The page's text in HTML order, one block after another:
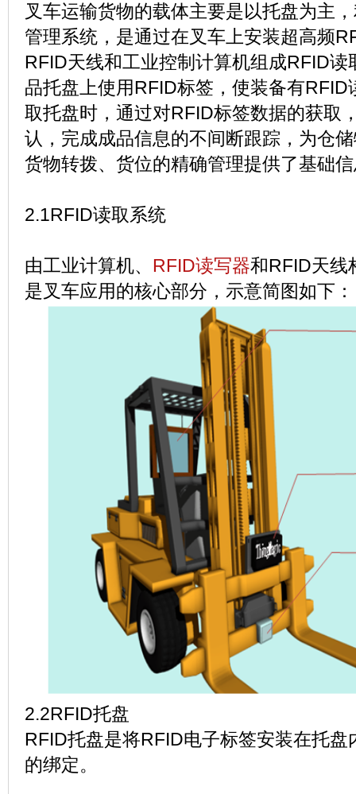
叉车运输货物的载体主要是以托盘为主
管理系统，是通过在叉车上安装超高频
RFID天线和工业控制计算机组成RFID读
品托盘上使用RFID标签，使装备有RFID
取托盘时，通过对RFID标签数据的获取
认，完成成品信息的不间断跟踪，为仓
货物转拨、货位的精确管理提供了基础
2.1RFID读取系统
由工业计算机、 RFID读写器和RFID天线
是叉车应用的核心部分，示意简图如下：
2.2RFID托盘
RFID托盘是将RFID电子标签安装在托盘
的绑定。